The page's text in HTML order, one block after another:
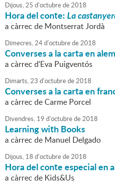
Dijous,25 d'octubrede2018
Hora del conte:La
a càrrec de Montserrat Jordà
Dimecres,24d'octubrede2018
Converses a la carta en
a càrrec d'Eva Puigventós
Dimarts,23 d'octubrede2018
Converses a la carta en
a càrrec de Carme Porcel
Divendres, 19 d'octubrede2018
Learning with Books
a càrrec de Manuel Delgado
Dijous, 18 d'octubrede2018
Hora del conte especial en
a càrrec de Kids&Us